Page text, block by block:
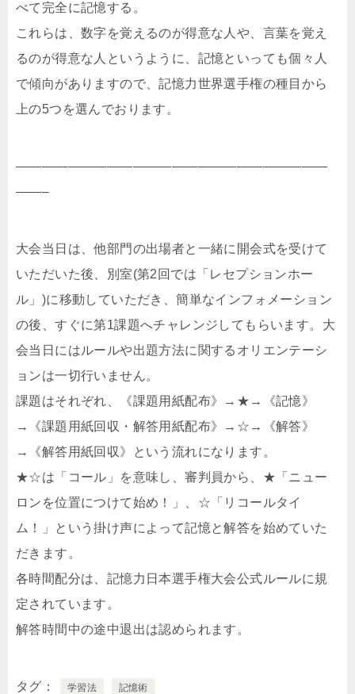
べて完全に記憶する。
これらは、数字を覚えるのが得意な人や、言葉を覚え
るのが得意な人というように、記憶といっても個々人
で傾向がありますので、記憶力世界選手権の種目から
上の5つを選んでおります。
————————————————————————
——–
大会当日は、他部門の出場者と一緒に開会式を受けて
いただいた後、別室(第2回では「レセプションホー
ル」)に移動していただき、簡単なインフォメーション
の後、すぐに第1課題へチャレンジしてもらいます。大
会当日にはルールや出題方法に関するオリエンテーシ
ョンは一切行いません。
課題はそれぞれ、《課題用紙配布》→★→《記憶》
→《課題用紙回収・解答用紙配布》→☆→《解答》
→《解答用紙回収》という流れになります。
★☆は「コール」を意味し、審判員から、★「ニュー
ロンを位置につけて始め！」、☆「リコールタイ
ム！」という掛け声によって記憶と解答を始めていた
だきます。
各時間配分は、記憶力日本選手権大会公式ルールに規
定されています。
解答時間中の途中退出は認められます。
タグ 学習法 記憶術